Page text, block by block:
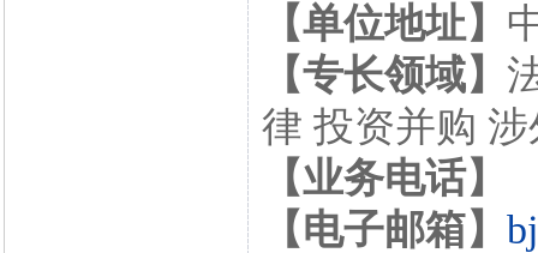
【单位地址】
【专长领域】
律 投资并购
【业务电话】
【电子邮箱】